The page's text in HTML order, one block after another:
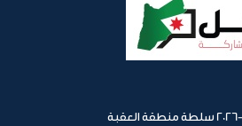
حقوق النسخ © 2017-2026 سلطة منطقة العقبة